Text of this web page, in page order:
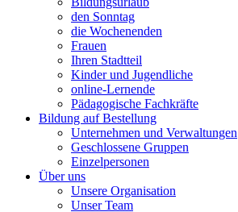
den Sonntag
die Wochenenden
Frauen
Ihren Stadtteil
Kinder und Jugendliche
online-Lernende
Pädagogische Fachkräfte
Bildung auf Bestellung
Unternehmen und Verwaltungen
Geschlossene Gruppen
Einzelpersonen
Über uns
Unsere Organisation
Unser Team